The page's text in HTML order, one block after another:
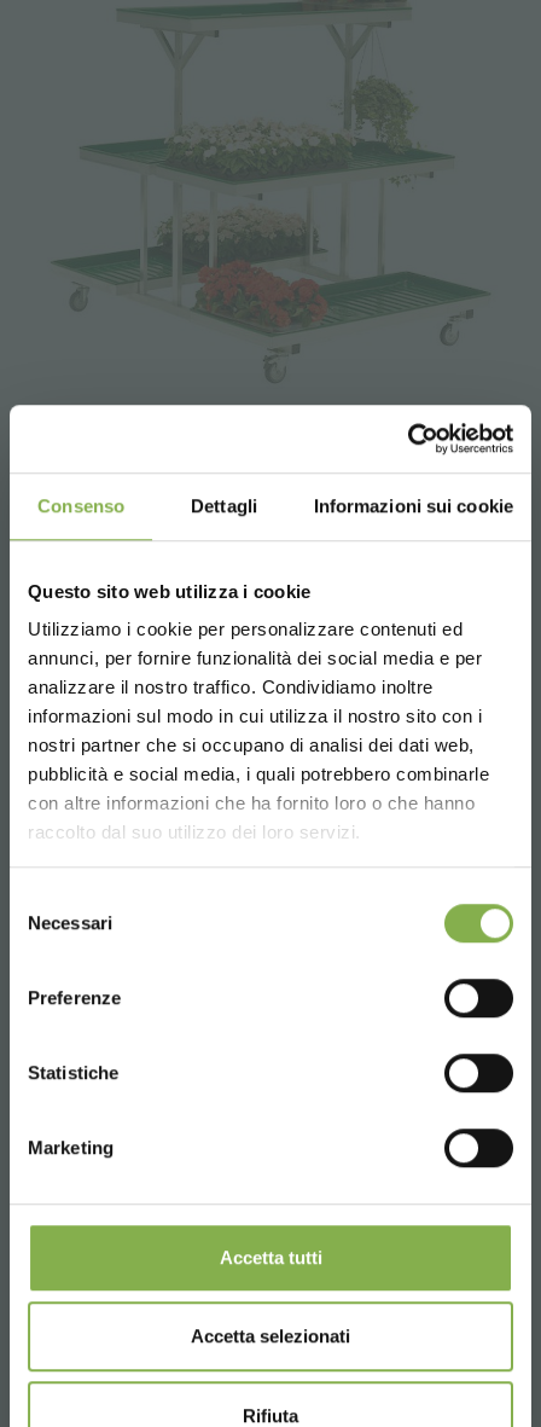
Consenso Dettagli Informazioni sui cookie
Questo sito web utilizza i cookie
Utilizziamo i cookie per personalizzare contenuti ed
annunci, per fornire funzionalità dei social media e per
analizzare il nostro traffico. Condividiamo inoltre
informazioni sul modo in cui utilizza il nostro sito con i
nostri partner che si occupano di analisi dei dati web,
pubblicità e social media, i quali potrebbero combinarle
con altre informazioni che ha fornito loro o che hanno
raccolto dal suo utilizzo dei loro servizi.
delNecessari
Preferenze
Statistiche
Marketing
Accetta tutti
Accetta selezionati
Rifiuta
Présentoir individuel à île avec 5 bacs
Table présentoir hexagonale
Choose the country you are in and your
language for a better browsing experience